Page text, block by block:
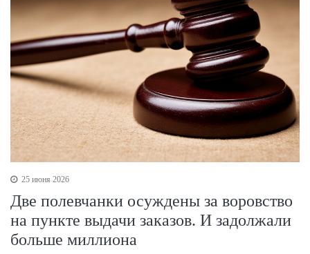
25 июня 2026
Две полевчанки осуждены за воровство
на пункте выдачи заказов. И задолжали
больше миллиона